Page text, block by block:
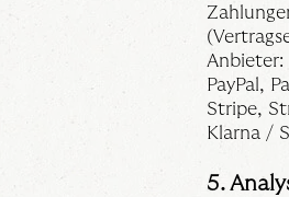
Anbieter:
PayPal,
Stripe,
Klarna /
5.